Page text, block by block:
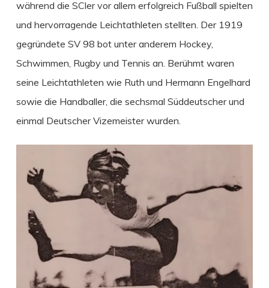
während die SCler vor allem erfolgreich Fußball spielten
und hervorragende Leichtathleten stellten. Der 1919
gegründete SV 98 bot unter anderem Hockey,
Schwimmen, Rugby und Tennis an. Berühmt waren
seine Leichtathleten wie Ruth und Hermann Engelhard
sowie die Handballer, die sechsmal Süddeutscher und
einmal Deutscher Vizemeister wurden.